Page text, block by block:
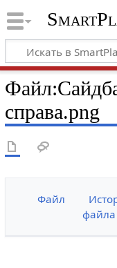
Файл:
справа.png
Файл
файла